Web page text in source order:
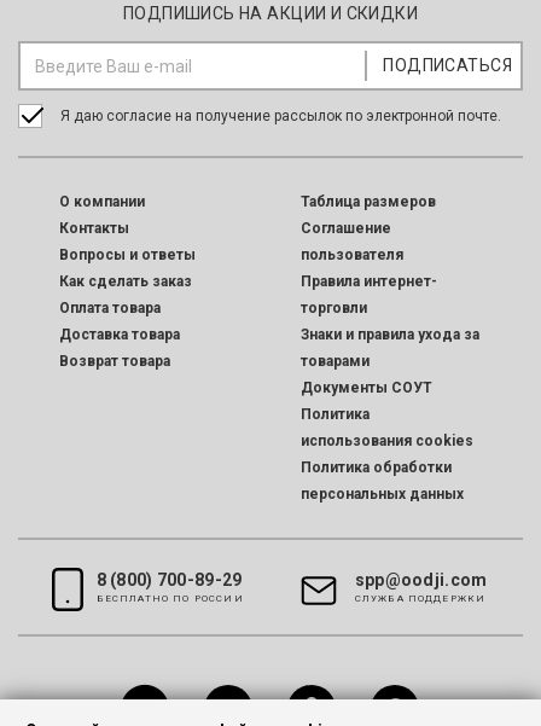
ПОДПИШИСЬ НА АКЦИИ И СКИДКИ
Я даю согласие на получение рассылок по электронной почте.
O компании
Контакты
Вопросы и ответы
Как сделать заказ
Оплата товара
Доставка товара
Возврат товара
Таблица размеров
Соглашение
пользователя
Правила интернет-
торговли
Знаки и правила ухода за
товарами
Документы СОУТ
Политика
использования cookies
Политика обработки
персональных данных
8 (800) 700-89-29
БЕСПЛАТНО ПО РОССИИ
spp@oodji.com
CЛУЖБА ПОДДЕРЖКИ